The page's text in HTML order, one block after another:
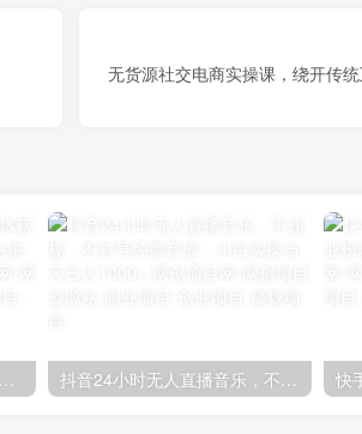
无货源社交电商实操课，绕开传
【阿里国际站】打造Top店铺&获得优质询盘客户，​95%的国际站讲师不会说的运营技巧